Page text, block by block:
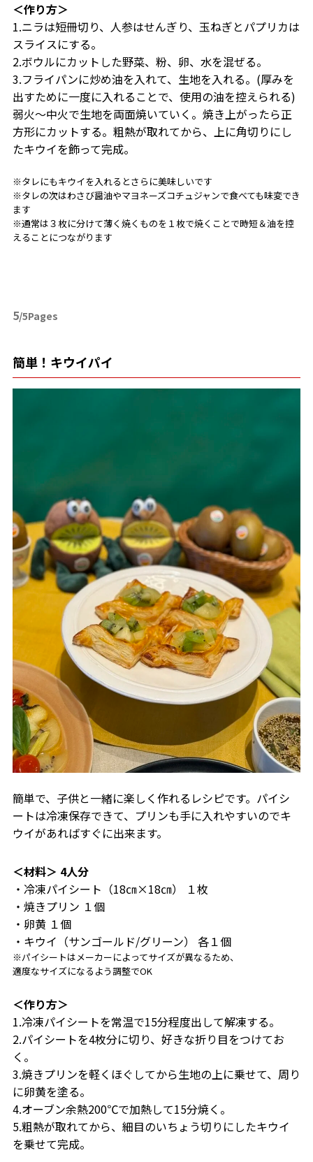
＜作り方＞
1.ニラは短冊切り、人参はせんぎり、玉ねぎとパプリカは
スライスにする。
2.ボウルにカットした野菜、粉、卵、水を混ぜる。
3.フライパンに炒め油を入れて、生地を入れる。(厚みを
出すために一度に入れることで、使用の油を控えられる)
弱火～中火で生地を両面焼いていく。焼き上がったら正
方形にカットする。粗熱が取れてから、上に角切りにし
たキウイを飾って完成。
※タレにもキウイを入れるとさらに美味しいです
※タレの次はわさび醤油やマヨネーズコチュジャンで食べても味変でき
ます
※通常は３枚に分けて薄く焼くものを１枚で焼くことで時短＆油を控
えることにつながります
5/5Pages
簡単！キウイパイ
簡単で、子供と一緒に楽しく作れるレシピです。パイシ
ートは冷凍保存できて、プリンも手に入れやすいのでキ
ウイがあればすぐに出来ます。
＜材料＞ 4人分
・冷凍パイシート（18㎝×18㎝） １枚
・焼きプリン １個
・卵黄 １個
・キウイ（サンゴールド/グリーン） 各１個
※パイシートはメーカーによってサイズが異なるため、
適度なサイズになるよう調整でOK
＜作り方＞
1.冷凍パイシートを常温で15分程度出して解凍する。
2.パイシートを4枚分に切り、好きな折り目をつけてお
く。
3.焼きプリンを軽くほぐしてから生地の上に乗せて、周り
に卵黄を塗る。
4.オーブン余熱200℃で加熱して15分焼く。
5.粗熱が取れてから、細目のいちょう切りにしたキウイ
を乗せて完成。